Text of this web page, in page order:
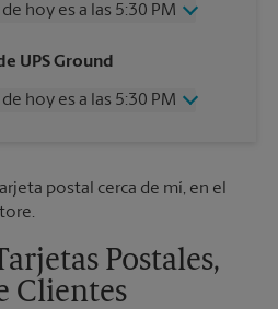
hoy es a las 5:30 PM
UPS Ground
hoy es a las 5:30 PM
Postales,
Clientes